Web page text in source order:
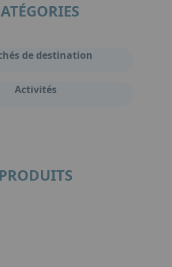
de destination
Activités
PRODUITS